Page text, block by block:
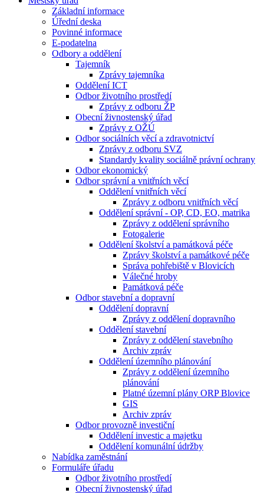
Základní informace
Úřední deska
Povinné informace
E-podatelna
Odbory a oddělení
Tajemník
Zprávy tajemníka
Oddělení ICT
Odbor životního prostředí
Zprávy z odboru ŽP
Obecní živnostenský úřad
Zprávy z OŽÚ
Odbor sociálních věcí a zdravotnictví
Zprávy z odboru SVZ
Standardy kvality sociálně právní ochrany
Odbor ekonomický
Odbor správní a vnitřních věcí
Oddělení vnitřních věcí
Zprávy z odboru vnitřních věcí
Oddělení správní - OP, CD, EO, matrika
Zprávy z oddělení správního
Fotogalerie
Oddělení školství a památková péče
Zprávy školství a památkové péče
Správa pohřebiště v Blovicích
Válečné hroby
Památková péče
Odbor stavební a dopravní
Oddělení dopravní
Zprávy z oddělení dopravního
Oddělení stavební
Zprávy z oddělení stavebního
Archiv zpráv
Oddělení územního plánování
Zprávy z oddělení územního
plánování
Platné územní plány ORP Blovice
GIS
Archiv zpráv
Odbor provozně investiční
Oddělení investic a majetku
Oddělení komunální údržby
Nabídka zaměstnání
Formuláře úřadu
Odbor životního prostředí
Obecní živnostenský úřad